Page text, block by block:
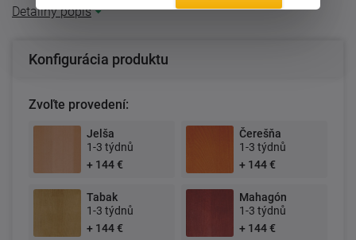
Detailný popis
Konfigurácia produktu
Zvoľte provedení:
Jelša
1-3 týdnů
+ 144 €
Čerešňa
1-3 týdnů
+ 144 €
Tabak
1-3 týdnů
+ 144 €
Mahagón
1-3 týdnů
+ 144 €